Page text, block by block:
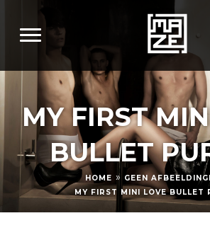
MY FIRST
BULLET
HOME » GEEN
MY FIRST MINI LOVE BULLET